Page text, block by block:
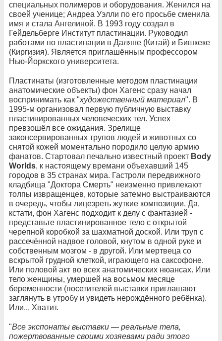
специальных полимеров и оборудования. Женился на
своей ученице; Андреа Уэлли по его просьбе сменила
имя и стала Ангелиной. В 1993 году создал в
Гейдельберге Институт пластинации. Руководил
работами по пластинации в Даляне (Китай) и Бишкеке
(Киргизия). Является приглашённым профессором
Нью-Йоркского университета.
Пластинаты (изготовленные методом пластинации
анатомические объекты) фон Хагенс сразу начал
воспринимать как "художественный материал". В
1995-м организовал первую публичную выставку
пластинированных человеческих тел. Успех
превзошёл все ожидания. Зрелище
законсервированных трупов людей и животных со
снятой кожей моментально породило целую армию
фанатов. Стартовал печально известный проект Body
Worlds, к настоящему времани объехавший 145
городов в 35 странах мира. Гастроли передвижного
кладбища "Доктора Смерть" неизменно привлекают
толпы извращенцев, которые затемно выстраиваются
в очередь, чтобы лицезреть жуткие композиции. Да,
кстати, фон Хагенс подходит к делу с фантазией -
представьте пластинированное тело с открытой
черепной коробкой за шахматной доской. Или труп с
рассечённой надвое головой, кнутом в одной руке и
собственным мозгом - в другой. Или мертвеца со
вскрытой грудной клеткой, играющего на саксофоне.
Или половой акт во всех анатомических нюансах. Или
тело женщины, умершей на восьмом месяце
беременности (посетителей выставки приглашают
заглянуть в утробу и увидеть нерождённого ребёнка).
Или... Хватит.
"Все экспонаты выставки — реальные тела,
пожертвованные своими хозяевами ради этого